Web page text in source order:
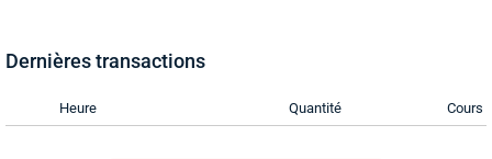
Dernières transactions
Heure Quantité Cours